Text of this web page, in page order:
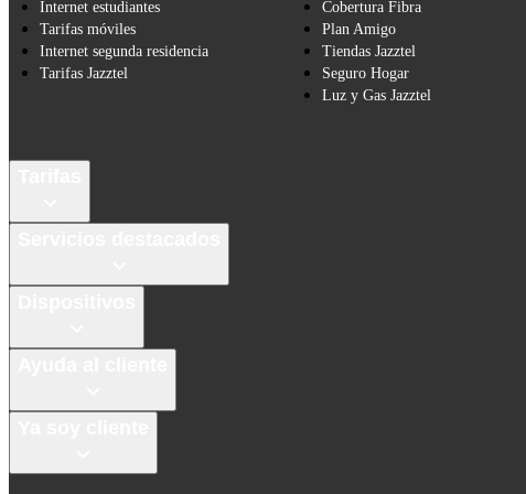
Internet estudiantes
Tarifas móviles
Internet segunda residencia
Tarifas Jazztel
Cobertura Fibra
Plan Amigo
Tiendas Jazztel
Seguro Hogar
Luz y Gas Jazztel